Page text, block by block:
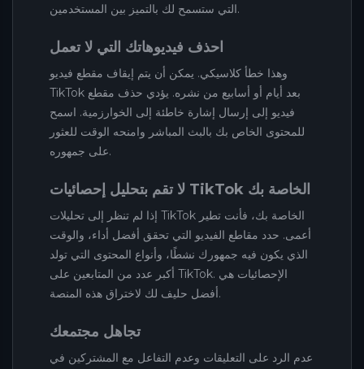
التي ستسمح لك بالتميز بين المستخدمين.
احذف فيديوهاتك التي لا تعمل
وهذا خطأ كلاسيكي. يمكن أن يتم إيقاف مقطع فيديو
TikTok بعد أيام أو أسابيع من نشره. يؤدي حذف مقطع
فيديو إلى إرسال إشارة خاطئة إلى الخوارزمية. اسمح
للمحتوى الخاص بك بالبث المباشر وامنحه الوقت للعثور
على جمهوره.
لا تقم بتحليل إحصائيات TikTok الخاصة بك
إذا لم تنظر إلى تحليلات TikTok الخاصة بك، فأنت تطير
أعمى. حدد مقاطع الفيديو التي تحقق أفضل أداء، والوقت
الذي يكون فيه جمهورك نشطًا، وأنواع المحتوى التي تولد
أكبر عدد من المتابعين على TikTok. الإحصائيات هي
أفضل حليف لك لاختراق هذه المنصة.
تجاهل مجتمعك
عدم الرد على التعليقات وعدم التفاعل مع المشتركين في